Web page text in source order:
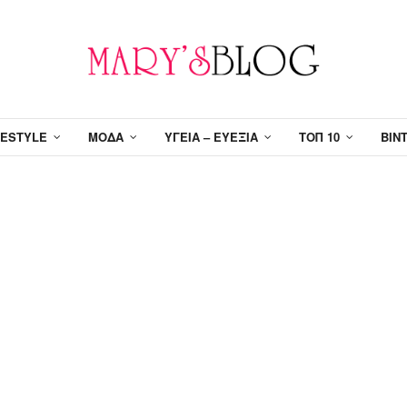
ΜΌΔΑ ΥΓΕΊΑ – ΕΥΕΞΊΑ ΤΟΠ 10